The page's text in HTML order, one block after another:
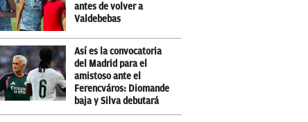
antes de volver a
Valdebebas
Así es la convocatoria
del Madrid para el
amistoso ante el
Ferencváros: Diomande
baja y Silva debutará